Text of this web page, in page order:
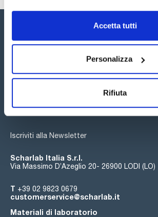
Accetta tutti
Personalizza
Rifiuta
Seguici:
Iscriviti alla Newsletter
Scharlab Italia S.r.l.
Via Massimo D’Azeglio 20- 26900 LODI (LO)
T +39 02 9823 0679
customerservice@scharlab.it
Materiali di laboratorio